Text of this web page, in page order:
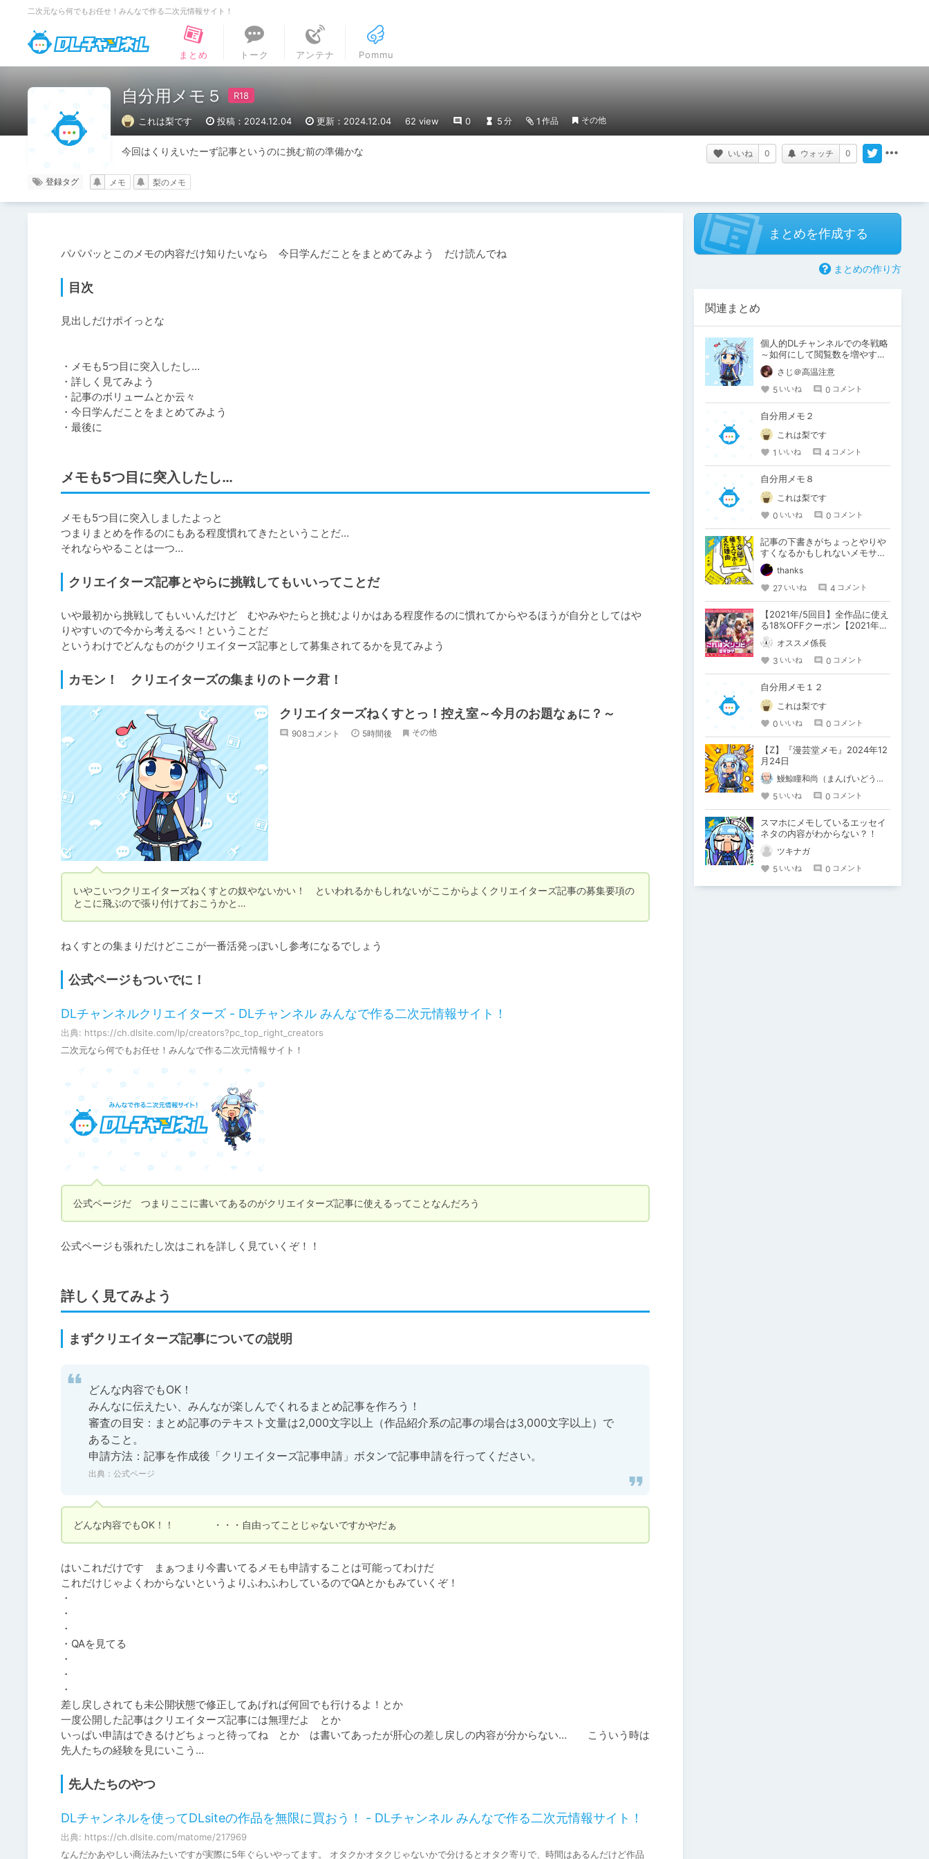
二次元なら何でもお任せ！みんなで作る二次元情報サイト！
DLチャンネル
まとめ
トーク アンテナ Pommu
自分用メモ５
これは梨です 投稿：2024.12.04 更新：2024.12.04 62 view 0 5 分 1 作品 その他
今回はくりえいたーず記事というのに挑む前の準備かな いいね 0 ウォッチ 0
登録タグ メモ 梨のメモ
目次
見出しだけポイっとな
・メモも5つ目に突入したし…
・詳しく見てみよう
・記事のボリュームとか云々
・今日学んだことをまとめてみよう
メモも5つ目に突入したし…
メモも5つ目に突入しましたよっと
つまりまとめを作るのにもある程度慣れてきたということだ…
それならやることは一つ…
クリエイターズ記事とやらに挑戦してもいいってことだ
いや最初から挑戦してもいいんだけど　むやみやたらと挑むよりかはある程度作るのに慣れてからやるほうが自分としてはや
りやすいので今から考えるべ！ということだ
カモン！ クリエイターズの集まりのトーク君！
クリエイターズねくすとっ！控え室～今月のお題なぁに？～
908コメント 5時間後 その他
いやこいつクリエイターズねくすとの奴やないかい！　といわれるかもしれないがここからよくクリエイターズ記事の募集要項の
ねくすとの集まりだけどここが一番活発っぽいし参考になるでしょう
公式ページもついでに！
DLチャンネルクリエイターズ - DLチャンネル みんなで作る二次元情報サイト！
出典: https://ch.dlsite.com/lp/creators?pc_top_right_creators
二次元なら何でもお任せ！みんなで作る二次元情報サイト！
公式ページだ　つまりここに書いてあるのがクリエイターズ記事に使えるってことなんだろう
公式ページも張れたし次はこれを詳しく見ていくぞ！！
詳しく見てみよう
まずクリエイターズ記事についての説明
どんな内容でもOK！
みんなに伝えたい、みんなが楽しんでくれるまとめ記事を作ろう！
審査の目安：まとめ記事のテキスト文量は2,000文字以上（作品紹介系の記事の場合は3,000文字以上）で
あること。
申請方法：記事を作成後「クリエイターズ記事申請」ボタンで記事申請を行ってください。
出典： 公式ページ
どんな内容でもOK！！　　　　・・・自由ってことじゃないですかやだぁ
はいこれだけです　まぁつまり今書いてるメモも申請することは可能ってわけだ
これだけじゃよくわからないというよりふわふわしているのでQAとかもみていくぞ！
・
・
・
・QAを見てる
・
・
・
差し戻しされても未公開状態で修正してあげれば何回でも行けるよ！とか
一度公開した記事はクリエイターズ記事には無理だよ　とか
いっぱい申請はできるけどちょっと待ってね　とか　は書いてあったが肝心の差し戻しの内容が分からない…　　こういう時は
先人たちの経験を見にいこう…
先人たちのやつ
DLチャンネルを使ってDLsiteの作品を無限に買おう！ - DLチャンネル みんなで作る二次元情報サイト！
出典: https://ch.dlsite.com/matome/217969
なんだかあやしい商法みたいですが実際に5年ぐらいやってます。 オタクかオタクじゃないかで分けるとオタク寄りで、時間はあるんだけど作品
まとめを作成する
まとめの作り方
関連まとめ
個人的DLチャンネルでの冬戦略
～如何にして閲覧数を増やすの
か～
さじ＠高温注意
5 いいね 0 コメント
自分用メモ２
これは梨です
1 いいね 4 コメント
自分用メモ８
これは梨です
0 いいね 0 コメント
記事の下書きがちょっとやりや
すくなるかもしれないメモサー
ビスを推す
thanks
27 いいね 4 コメント
【2021年/5回目】全作品に使え
る18%OFFクーポン【2021年02
月18日23:59まで】
オススメ係長
3 いいね 0 コメント
自分用メモ１２
これは梨です
0 いいね 0 コメント
【Z】『漫芸堂メモ』2024年12
月24日
鰻鯨瞳和尚（まんげいどうかずなお）
5 いいね 0 コメント
スマホにメモしているエッセイ
ネタの内容がわからない？！
ツキナガ
5 いいね 0 コメント